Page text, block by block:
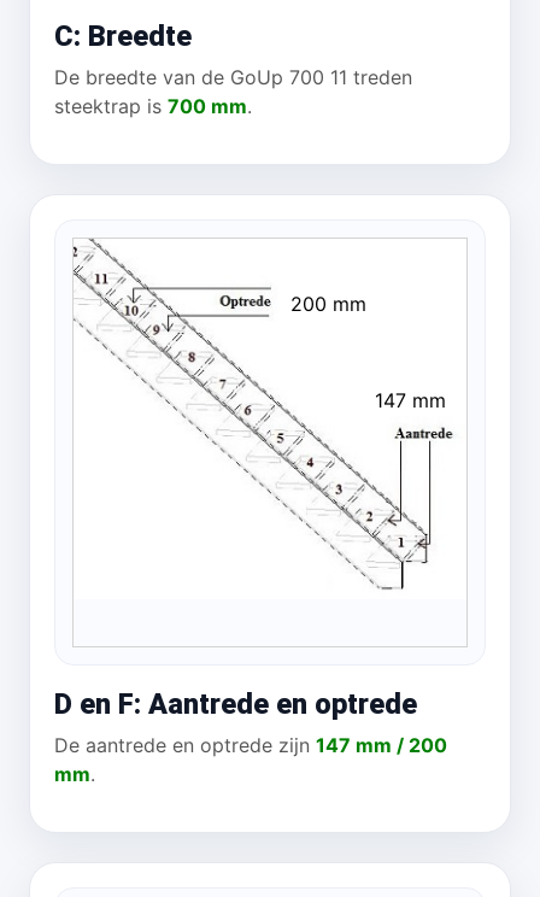
C: Breedte
De breedte van de GoUp 700 11 treden
steektrap is 700 mm.
200 mm
147 mm
D en F: Aantrede en optrede
De aantrede en optrede zijn 147 mm / 200
mm.